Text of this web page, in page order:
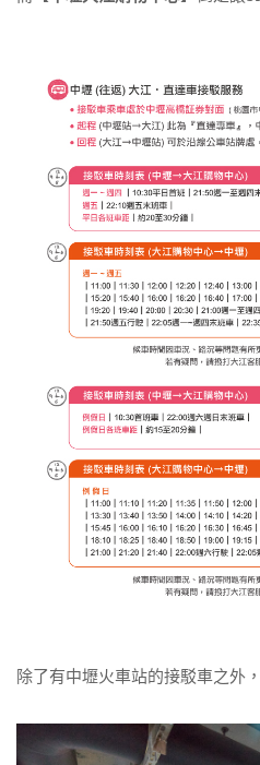
除了有中壢火車站的接駁車之外，